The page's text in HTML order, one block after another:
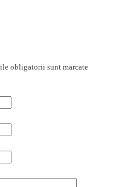
obligatorii sunt marcate